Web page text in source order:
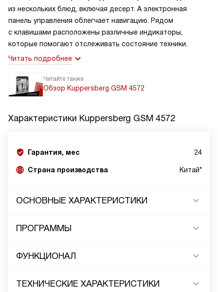
из нескольких блюд, включая десерт. А электронная
панель управления облегчает навигацию. Рядом
с клавишами расположены различные индикаторы,
которые помогают отслеживать состояние техники.
Читать подробнее
Читайте также
Обзор Kuppersberg GSM 4572
Характеристики Kuppersberg GSM 4572
Гарантия, мес 24
Страна производства Китай*
ОСНОВНЫЕ ХАРАКТЕРИСТИКИ
ПРОГРАММЫ
ФУНКЦИОНАЛ
ТЕХНИЧЕСКИЕ ХАРАКТЕРИСТИКИ